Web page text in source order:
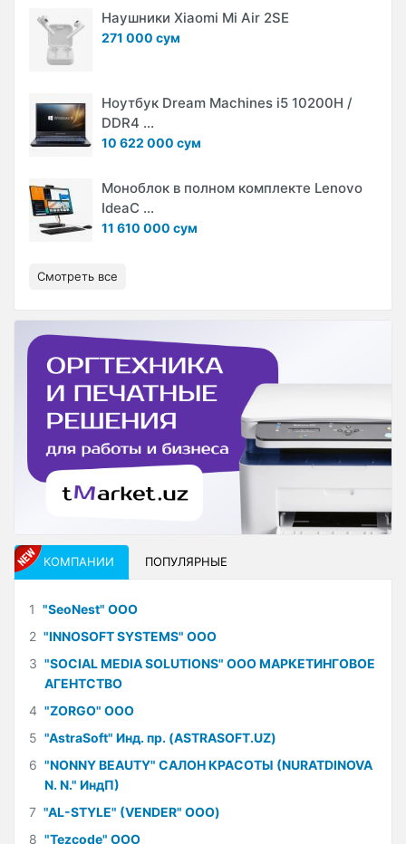
Наушники Xiaomi Mi Air 2SE
271 000 сум
Ноутбук Dream Machines i5 10200H /
DDR4 ...
10 622 000 сум
Моноблок в полном комплекте Lenovo
IdeaC ...
11 610 000 сум
Смотреть все
КОМПАНИИ ПОПУЛЯРНЫЕ
1 "SeoNest" ООО
2 "INNOSOFT SYSTEMS" ООО
3 "SOCIAL MEDIA SOLUTIONS" ООО МАРКЕТИНГОВОЕ
АГЕНТСТВО
4 "ZORGO" ООО
5 "AstraSoft" Инд. пр. (ASTRASOFT.UZ)
6 "NONNY BEAUTY" САЛОН КРАСОТЫ (NURATDINOVA
N. N." ИндП)
7 "AL-STYLE" (VENDER" ООО)
8 "Tezcode" ООО